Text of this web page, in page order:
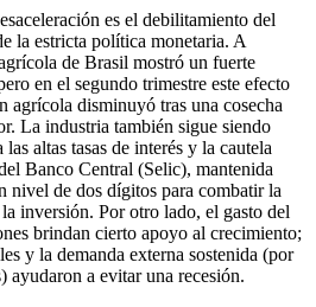
es el debilitamiento del
la estricta política monetaria. A
de Brasil mostró un fuerte
en el segundo trimestre este efecto
agrícola disminuyó tras una cosecha
La industria también sigue siendo
altas tasas de interés y la cautela
Banco Central (Selic), mantenida
nivel de dos dígitos para combatir la
inversión. Por otro lado, el gasto del
brindan cierto apoyo al crecimiento;
y la demanda externa sostenida (por
ayudaron a evitar una recesión.